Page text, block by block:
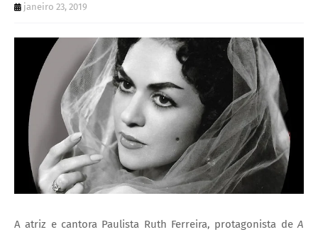
Ojaneiro 23, 2019
A atriz e cantora Paulista Ruth Ferreira, protagonista deA